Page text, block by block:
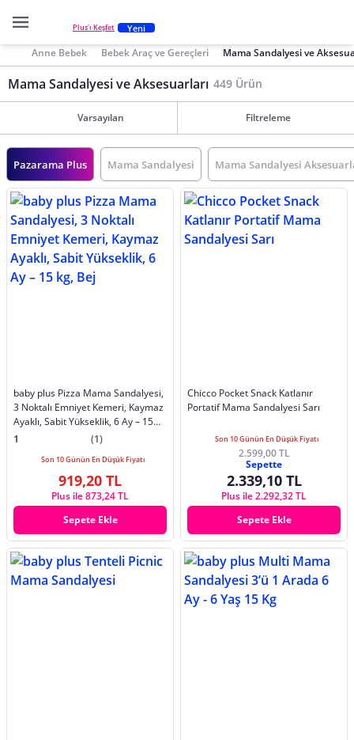
Plus'ı Keşfet Yeni
Anne Bebek Bebek Araç ve Gereçleri Mama Sandalyesi ve
Mama Sandalyesi ve Aksesuarları 449 Ürün
Varsayılan Filtreleme
Pazarama Plus Mama Sandalyesi Mama Sandalyesi
baby plus Pizza Mama Sandalyesi,
3 Noktalı Emniyet Kemeri, Kaymaz
Ayaklı, Sabit Yükseklik, 6 Ay – 15
kg, Bej
1 (1)
Son 10 Günün En Düşük Fiyatı
919,20 TL
Plus ile 873,24 TL
Sepete Ekle
Chicco Pocket Snack Katlanır
Portatif Mama Sandalyesi Sarı
Son 10 Günün En Düşük Fiyatı
2.599,00 TL
Sepette
2.339,10 TL
Plus ile 2.292,32 TL
Sepete Ekle